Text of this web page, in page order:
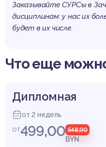
Заказывайте СУРСы в
дисциплинам: у нас их
будет в их числе.
Что еще
Дипломная
от 2 недель
от499,00 548,90
BYN